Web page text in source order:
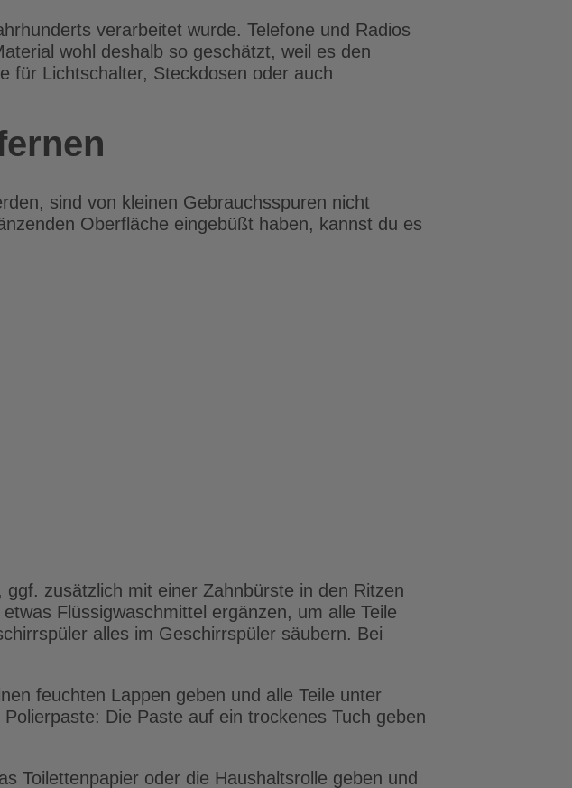
verarbeitet wurde. Telefone und Radios
wohl deshalb so geschätzt, weil es den
für Lichtschalter, Steckdosen oder auch
sind von kleinen Gebrauchsspuren nicht
Oberfläche eingebüßt haben, kannst du es
zusätzlich mit einer Zahnbürste in den Ritzen
Flüssigwaschmittel ergänzen, um alle Teile
alles im Geschirrspüler säubern. Bei
feuchten Lappen geben und alle Teile unter
Die Paste auf ein trockenes Tuch geben
Toilettenpapier oder die Haushaltsrolle geben und